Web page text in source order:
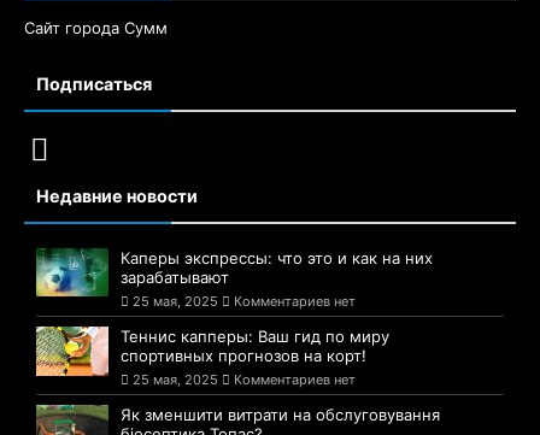
Сайт города Сумм
Подписаться
Недавние новости
Каперы экспрессы: что это и как на них
зарабатывают
25 мая, 2025 Комментариев нет
Теннис капперы: Ваш гид по миру
спортивных прогнозов на корт!
25 мая, 2025 Комментариев нет
Як зменшити витрати на обслуговування